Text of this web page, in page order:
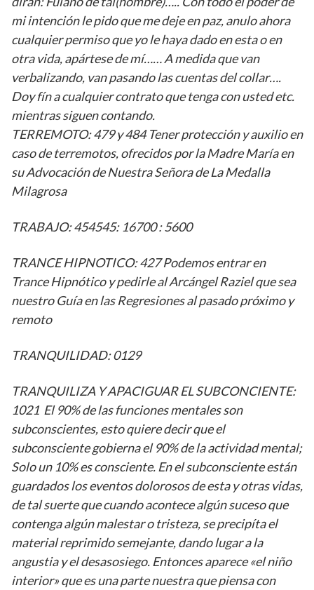
mi intención le pido que me deje en paz, anulo ahora
cualquier permiso que yo le haya dado en esta o en
otra vida, apártese de mí…… A medida que van
verbalizando, van pasando las cuentas del collar….
Doy fín a cualquier contrato que tenga con usted etc.
mientras siguen contando.
TERREMOTO: 479 y 484 Tener protección y auxilio en
caso de terremotos, ofrecidos por la Madre María en
su Advocación de Nuestra Señora de La Medalla
Milagrosa
TRABAJO: 454545: 16700 : 5600
TRANCE HIPNOTICO: 427 Podemos entrar en
Trance Hipnótico y pedirle al Arcángel Raziel que sea
nuestro Guía en las Regresiones al pasado próximo y
remoto
TRANQUILIDAD: 0129
TRANQUILIZA Y APACIGUAR EL SUBCONCIENTE:
1021 El 90% de las funciones mentales son
subconscientes, esto quiere decir que el
subconsciente gobierna el 90% de la actividad mental;
Solo un 10% es consciente. En el subconsciente están
guardados los eventos dolorosos de esta y otras vidas,
de tal suerte que cuando acontece algún suceso que
contenga algún malestar o tristeza, se precipíta el
material reprimido semejante, dando lugar a la
angustia y el desasosiego. Entonces aparece «el niño
interior» que es una parte nuestra que piensa con